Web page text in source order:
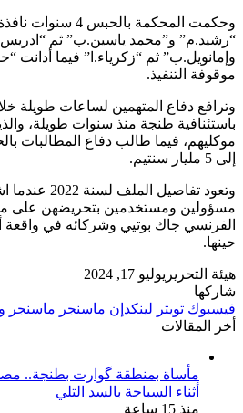
وحكمت المحكمة
“رشيد.م” و”محمد ياسين.ب” ثم
موقوفة التنفيذ.
وترافع دفاع المتهمين لساعات طويلة
باستئنافية طنجة منذ سنوات طويلة،
موكليهم، فيما طالب دفاع المطالبات
إلى 5 مليار سنتيم.
وتعود تفاصيل
مسؤولين ومستخدمين بتحريضهن على
الفرنسي جاك بوتيي وشركائه في واقعة
حينها.
هيئة التحرير يوليو 17, 2024
شاركها
فيسبوك تويتر لينكدإن ماسنجر ماسنجر
أخر المقالات
مأساة بمنطقة گوارت بطنجة..
أثناء السباحة بالسد التلي
منذ 15 ساعة